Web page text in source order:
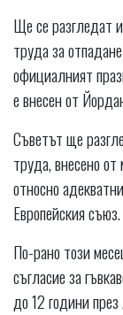
Ще се разгледат
труда за
официалният
е внесен от
Съветът ще
труда, внесено
относно
Европейския съюз.
По-рано този
съгласие за
до 12 години